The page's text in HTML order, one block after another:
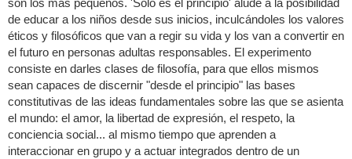
de educar a los niños desde sus inicios, inculcándoles los valores
éticos y filosóficos que van a regir su vida y los van a convertir en
el futuro en personas adultas responsables. El experimento
consiste en darles clases de filosofía, para que ellos mismos
sean capaces de discernir "desde el principio" las bases
constitutivas de las ideas fundamentales sobre las que se asienta
el mundo: el amor, la libertad de expresión, el respeto, la
conciencia social... al mismo tiempo que aprenden a
interaccionar en grupo y a actuar integrados dentro de un